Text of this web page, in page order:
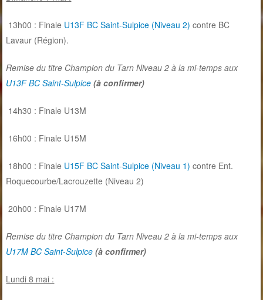
13h00 : Finale U13F BC Saint-Sulpice (Niveau 2) contre BC
Lavaur (Région).
Remise du titre Champion du Tarn Niveau 2 à la mi-temps aux
U13F BC Saint-Sulpice (à confirmer)
14h30 : Finale U13M
16h00 : Finale U15M
18h00 : Finale U15F BC Saint-Sulpice (Niveau 1) contre Ent.
Roquecourbe/Lacrouzette (Niveau 2)
20h00 : Finale U17M
Remise du titre Champion du Tarn Niveau 2 à la mi-temps aux
U17M BC Saint-Sulpice (à confirmer)
Lundi 8 mai :